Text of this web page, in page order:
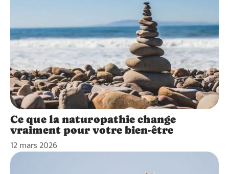
Ce que la naturopathie change
vraiment pour votre bien-être
12 mars 2026